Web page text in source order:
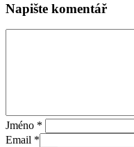
Napište komentář
Jméno *
Email *